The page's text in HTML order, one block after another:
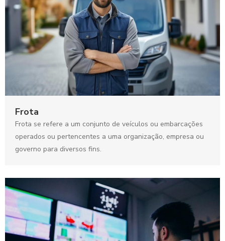
Frota
Frota se refere a um conjunto de veículos ou embarcações
operados ou pertencentes a uma organização, empresa ou
governo para diversos fins.